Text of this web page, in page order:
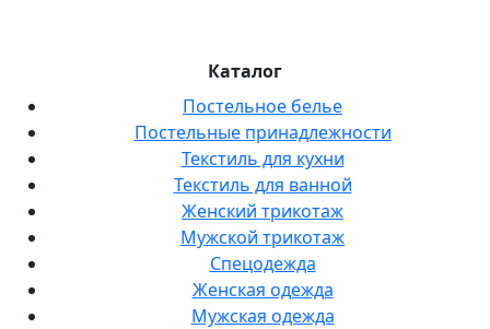
Каталог
Постельное белье
Постельные принадлежности
Текстиль для кухни
Текстиль для ванной
Женский трикотаж
Мужской трикотаж
Спецодежда
Женская одежда
Мужская одежда